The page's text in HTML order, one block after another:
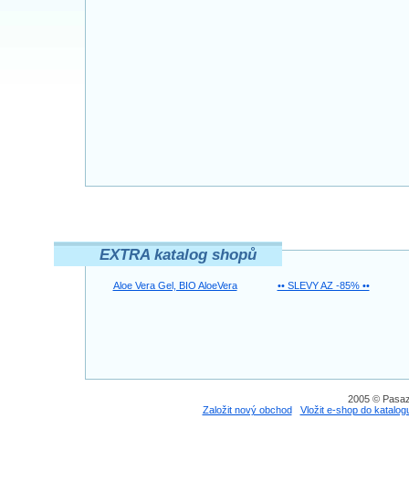
EXTRA katalog shopů
Aloe Vera Gel, BIO AloeVera •• SLEVY AZ -85% ••
2005 ©
Založit nový obchod
Vložit e-shop do